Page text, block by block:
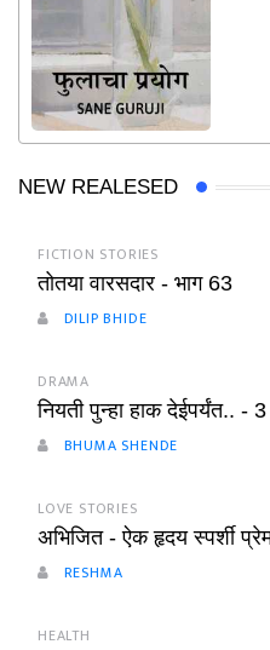
NEW REALESED
FICTION STORIES
तोतया वारसदार - भाग 63
DILIP BHIDE
DRAMA
नियती पुन्हा हाक देईपर्यंत.. - 3
BHUMA SHENDE
LOVE STORIES
अभिजित - ऐक हृदय स्पर्शी
RESHMA
HEALTH